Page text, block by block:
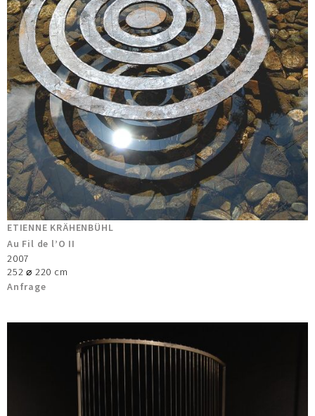
ETIENNE KRÄHENBÜHL
Au Fil de l’O II
2007
252 ⌀ 220 cm
Anfrage